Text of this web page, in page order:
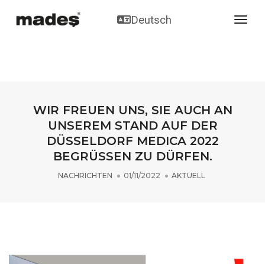
Deutsch
WIR FREUEN UNS, SIE AUCH AN
UNSEREM STAND AUF DER
DÜSSELDORF MEDICA 2022
BEGRÜSSEN ZU DÜRFEN.
NACHRICHTEN 01/11/2022 AKTUELL